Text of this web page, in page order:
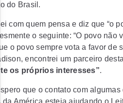
do Brasil.
com quem pensa e diz que “o
o seguinte: “O povo não
o povo sempre vota a favor de
encontrei um parceiro
os próprios interesses”.
que o contato com
América esteja ajudando o